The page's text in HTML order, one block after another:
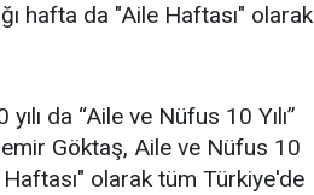
hafta da "Aile Haftası" olarak
da “Aile ve Nüfus 10 Yılı”
Göktaş, Aile ve Nüfus 10
Haftası" olarak tüm Türkiye'de